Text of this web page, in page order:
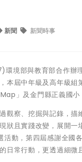
新聞 新聞時事
境部與教育部合作辦
本屆中年級及高年級
」及金門縣正義國小
觀察、挖掘與記錄，
狀且實踐改變，展開
動，第四屆感謝全
日常行動，更透過細微